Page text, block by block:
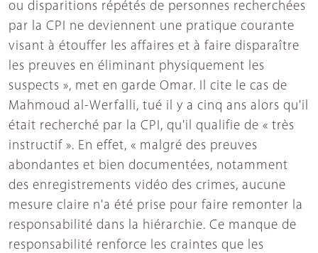
ou disparitions répétés de personnes recherchées
par la CPI ne deviennent une pratique courante
visant à étouffer les affaires et à faire disparaître
les preuves en éliminant physiquement les
suspects », met en garde Omar. Il cite le cas de
Mahmoud al-Werfalli, tué il y a cinq ans alors qu'il
était recherché par la CPI, qu'il qualifie de « très
instructif ». En effet, « malgré des preuves
abondantes et bien documentées, notamment
des enregistrements vidéo des crimes, aucune
mesure claire n'a été prise pour faire remonter la
responsabilité dans la hiérarchie. Ce manque de
responsabilité renforce les craintes que les